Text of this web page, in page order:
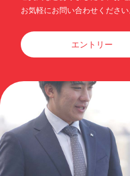
お気軽にお問い合わせください
エントリー